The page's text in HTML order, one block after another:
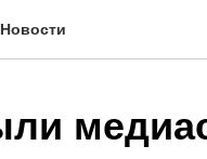
Новости